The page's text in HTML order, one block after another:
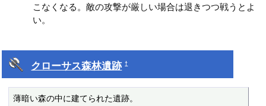
こなくなる。敵の攻撃が厳しい場合は退きつつ戦うとよ
い。
クローサス森林遺跡 †
薄暗い森の中に建てられた遺跡。